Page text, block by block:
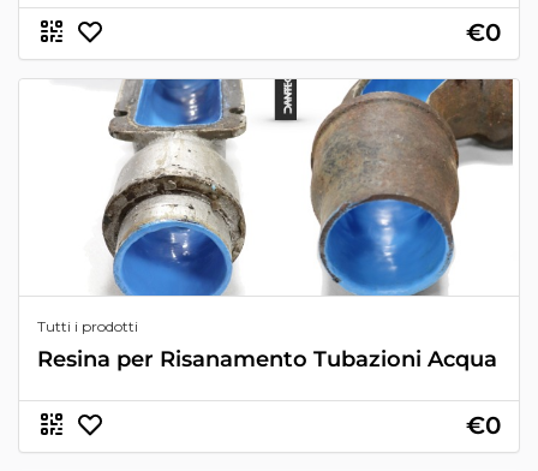
€0
Tutti i prodotti
Resina per Risanamento Tubazioni Acqua
€0